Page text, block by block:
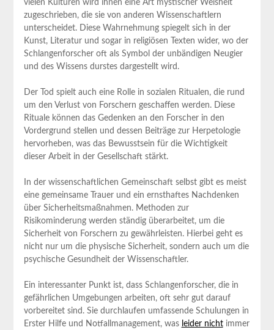
vielen Kulturen wird ‌ihnen ​eine Art ⁢mystischer Weisheit
zugeschrieben, die sie von anderen Wissenschaftlern
unterscheidet. ⁤Diese Wahrnehmung spiegelt sich ‌in der
Kunst, Literatur und sogar in religiösen ⁣Texten wider, wo der
Schlangenforscher oft⁢ als Symbol der unbändigen Neugier ​
und des Wissens durstes dargestellt wird.
Der Tod spielt auch eine Rolle​ in sozialen Ritualen, ⁤die ‌rund
um den Verlust von Forschern geschaffen werden. Diese
Rituale‍ können⁢ das Gedenken an⁢ den Forscher in den⁣
Vordergrund stellen und dessen Beiträge⁣ zur Herpetologie
⁣hervorheben, was⁤ das Bewusstsein für die‌ Wichtigkeit
dieser Arbeit in‌ der Gesellschaft⁤ stärkt.
In der wissenschaftlichen Gemeinschaft selbst gibt es meist
eine‌ gemeinsame​ Trauer und ein ernsthaftes Nachdenken
über Sicherheitsmaßnahmen. Methoden‌ zur
Risikominderung werden ständig ‍überarbeitet, um die
⁣Sicherheit von Forschern zu ‌gewährleisten. Hierbei‌ geht es
nicht⁢ nur ⁢um die ‍physische ⁤Sicherheit, sondern auch ⁢um ⁢die
psychische Gesundheit der Wissenschaftler.
Ein interessanter‍ Punkt ist, dass Schlangenforscher, die in
gefährlichen Umgebungen arbeiten, oft ⁣sehr gut darauf
⁤vorbereitet⁢ sind. Sie durchlaufen⁣ umfassende Schulungen in
‌Erster Hilfe und⁣ Notfallmanagement,⁤ was leider nicht‌immer